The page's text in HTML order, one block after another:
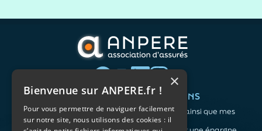
QUI SOMMES-NOUS ?
L'association
Notre organisation
VOS BESOINS
Me protéger ainsi que mes
proches
×
Bienvenue sur ANPERE.fr !
Pour vous permettre de naviguer facilement
sur notre site, nous utilisons des cookies : il